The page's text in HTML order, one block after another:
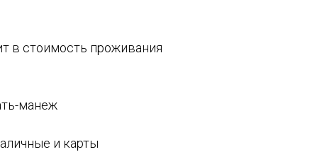
в стоимость проживания
манеж
и карты